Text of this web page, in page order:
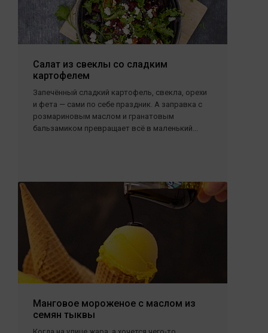
Салат из свеклы со сладким
картофелем
Запечённый сладкий картофель, свекла, орехи
и фета — сами по себе праздник. А заправка с
розмариновым маслом и гранатовым
бальзамиком превращает всё в маленький...
Манговое мороженое с маслом из
семян тыквы